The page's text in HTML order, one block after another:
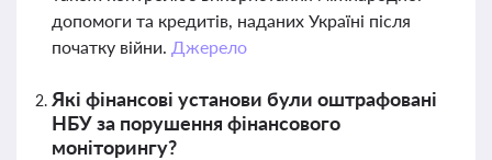
допомоги та кредитів, наданих Україні після
початку війни. Джерело
Які фінансові установи були оштрафовані
НБУ за порушення фінансового
моніторингу?